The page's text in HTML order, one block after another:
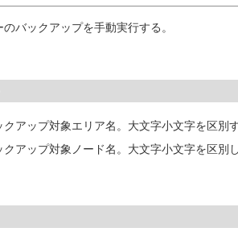
バックアップを手動実行する。
クアップ対象エリア名。大文字小文字を区別
クアップ対象ノード名。大文字小文字を区別